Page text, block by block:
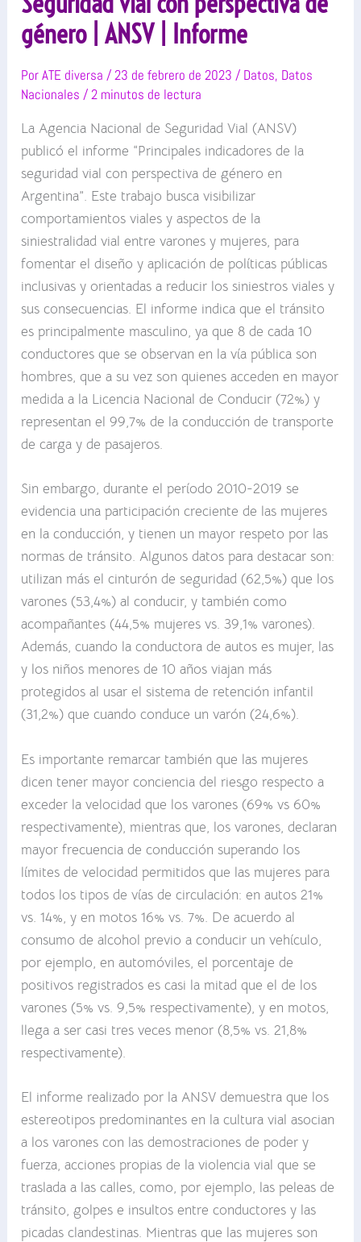
género | ANSV | Informe
PorATE diversa/23 de febrero de 2023/ Datos, Datos
Nacionales /2 minutos de lectura
La Agencia Nacional de Seguridad Vial (ANSV)
publicó el informe “Principales indicadores de la
seguridad vial con perspectiva de género en
Argentina”. Este trabajo busca visibilizar
comportamientos viales y aspectos de la
siniestralidad vial entre varones y mujeres, para
fomentar el diseño y aplicación de políticas públicas
inclusivas y orientadas a reducir los siniestros viales y
sus consecuencias. El informe indica que el tránsito
es principalmente masculino, ya que 8 de cada 10
conductores que se observan en la vía pública son
hombres, que a su vez son quienes acceden en mayor
medida a la Licencia Nacional de Conducir (72%) y
representan el 99,7% de la conducción de transporte
de carga y de pasajeros.
Sin embargo, durante el período 2010-2019 se
evidencia una participación creciente de las mujeres
en la conducción, y tienen un mayor respeto por las
normas de tránsito. Algunos datos para destacar son:
utilizan más el cinturón de seguridad (62,5%) que los
varones (53,4%) al conducir, y también como
acompañantes (44,5% mujeres vs. 39,1% varones).
Además, cuando la conductora de autos es mujer, las
y los niños menores de 10 años viajan más
protegidos al usar el sistema de retención infantil
(31,2%) que cuando conduce un varón (24,6%).
Es importante remarcar también que las mujeres
dicen tener mayor conciencia del riesgo respecto a
exceder la velocidad que los varones (69% vs 60%
respectivamente), mientras que, los varones, declaran
mayor frecuencia de conducción superando los
límites de velocidad permitidos que las mujeres para
todos los tipos de vías de circulación: en autos 21%
vs. 14%, y en motos 16% vs. 7%. De acuerdo al
consumo de alcohol previo a conducir un vehículo,
por ejemplo, en automóviles, el porcentaje de
positivos registrados es casi la mitad que el de los
varones (5% vs. 9,5% respectivamente), y en motos,
llega a ser casi tres veces menor (8,5% vs. 21,8%
respectivamente).
El informe realizado por la ANSV demuestra que los
estereotipos predominantes en la cultura vial asocian
a los varones con las demostraciones de poder y
fuerza, acciones propias de la violencia vial que se
traslada a las calles, como, por ejemplo, las peleas de
tránsito, golpes e insultos entre conductores y las
picadas clandestinas. Mientras que las mujeres son